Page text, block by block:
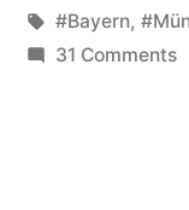
by
Tags:
#Bayern,
31 Commentson